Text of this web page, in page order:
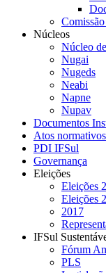
Núcleos
Núcleo
Nugai
Nugeds
Neabi
Napne
Nupav
Documentos
Atos normativos
PDI IFSul
Governança
Eleições
Eleições
Eleições
2017
IFSul
Fórum
PLS